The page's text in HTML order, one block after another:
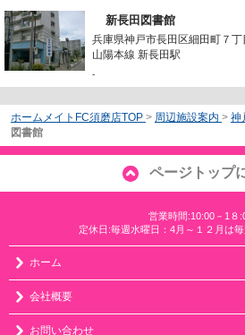
新長田図書館
兵庫県神戸市長田区細田町７丁
山陽本線 新長田駅
-
ホームメイトFC須磨店TOP > 周辺施設案内 > 神
図書館
ページトップ
営業時間:10:00－1８
定休日:毎週水曜日：4月～１２月は
ホーム
会社概要
お問い合わせ